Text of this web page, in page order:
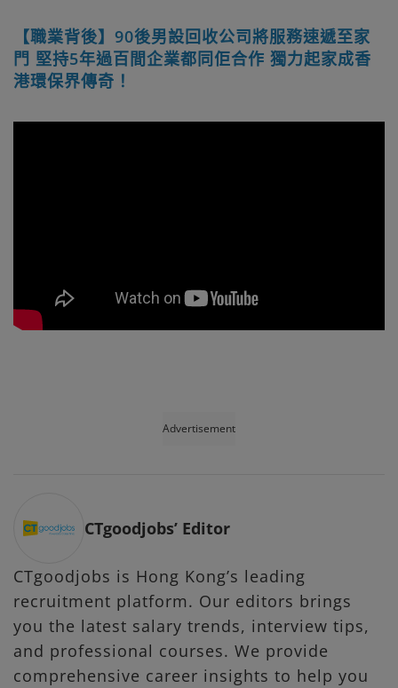
【職業背後】90後男設回收公司將服務速遞至家
門 堅持5年過百間企業都同佢合作 獨力起家成香
港環保界傳奇！
Advertisement
CTgoodjobs’ Editor
CTgoodjobs is Hong Kong’s leading
recruitment platform. Our editors brings
you the latest salary trends, interview tips,
and professional courses. We provide
comprehensive career insights to help you